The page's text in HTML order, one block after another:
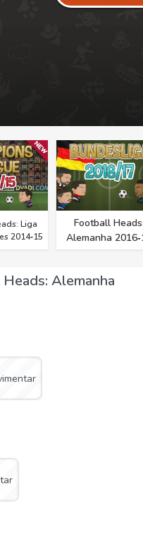
Liga
2014‑15
Football
Alemanha
Alemanha